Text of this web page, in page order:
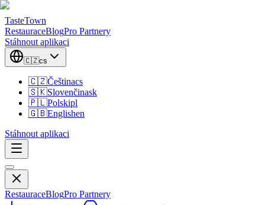
TasteTown
RestauraceBlogPro Partnery
Stáhnout aplikaci
🇨🇿cs
🇨🇿Češtinacs
🇸🇰Slovenčinask
🇵🇱Polskipl
🇬🇧Englishen
Stáhnout aplikaci
RestauraceBlogPro Partnery